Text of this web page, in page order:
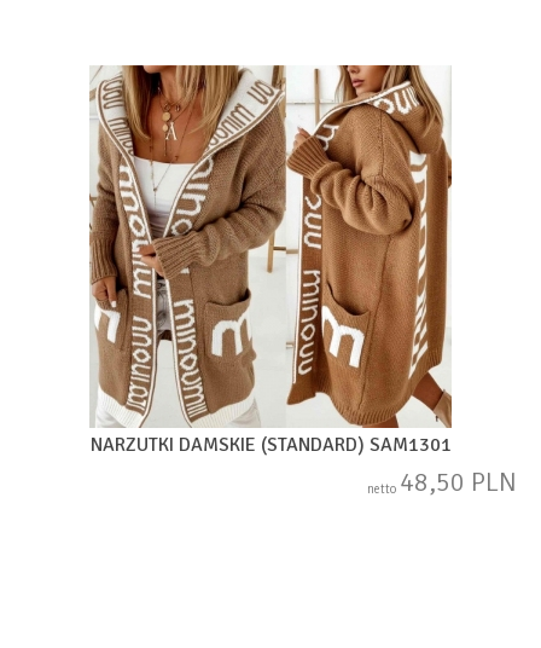
NARZUTKI DAMSKIE (STANDARD) SAM1301
netto 48,50 PLN